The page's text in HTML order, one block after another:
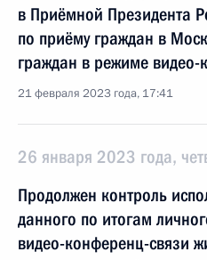
в Приёмной Президента
по приёму граждан в
граждан в режиме видео-
21 февраля 2023 года, 17:41
26 января 2023 года,
Продолжен контроль
данного по итогам
видео-конференц-связи